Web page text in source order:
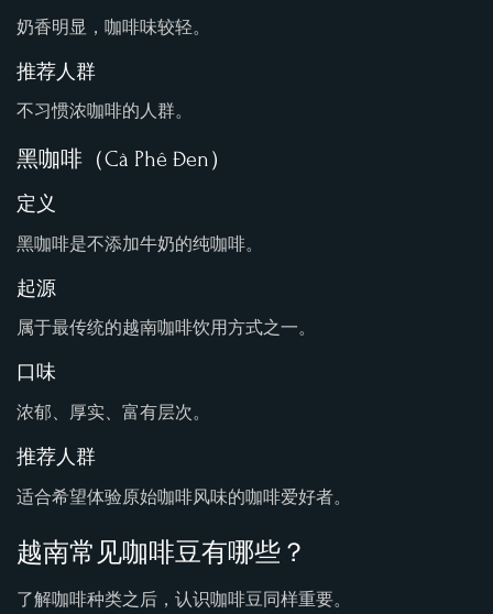
奶香明显，咖啡味较轻。
推荐人群
不习惯浓咖啡的人群。
黑咖啡（Cà Phê Đen）
定义
黑咖啡是不添加牛奶的纯咖啡。
起源
属于最传统的越南咖啡饮用方式之一。
口味
浓郁、厚实、富有层次。
推荐人群
适合希望体验原始咖啡风味的咖啡爱好者。
越南常见咖啡豆有哪些？
了解咖啡种类之后，认识咖啡豆同样重要。